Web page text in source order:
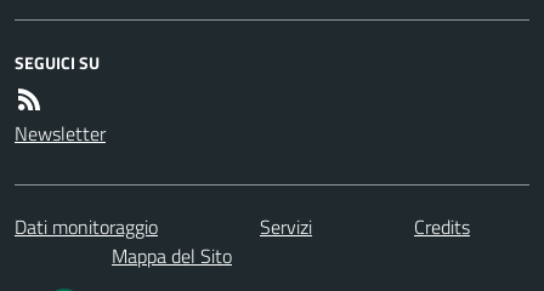
SEGUICI SU
Newsletter
Dati monitoraggio Servizi
Credits
Mappa del Sito